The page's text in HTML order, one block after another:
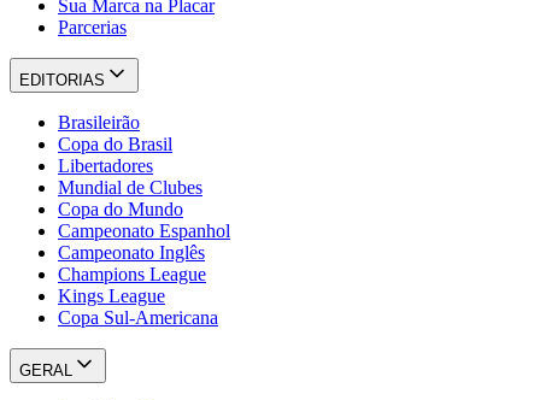
Sua Marca na Placar
Parcerias
EDITORIAS
Brasileirão
Copa do Brasil
Libertadores
Mundial de Clubes
Copa do Mundo
Campeonato Espanhol
Campeonato Inglês
Champions League
Kings League
Copa Sul-Americana
GERAL